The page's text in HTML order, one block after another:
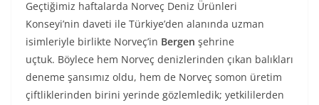
Geçtiğimiz haftalarda Norveç Deniz Ürünleri
Konseyi’nin daveti ile Türkiye’den alanında uzman
isimleriyle birlikte Norveç’in Bergen şehrine
uçtuk. Böylece hem Norveç denizlerinden çıkan balıkları
deneme şansımız oldu, hem de Norveç somon üretim
çiftliklerinden birini yerinde gözlemledik; yetkililerden